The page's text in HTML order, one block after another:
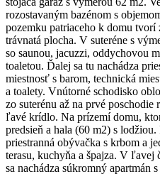
rozostavaným bazénom s
pozemku patriaceho k domu
trávnatá plocha. V suteréne s
so saunou, jacuzzi, oddychovou
toaletou. Ďalej sa tu nachádza
miestnosť s barom, technická
a toalety. Vnútorné schodisko
zo suterénu až na prvé
ľavé krídlo. Na prízemí domu,
predsieň a hala (60 m2) s
priestranná obývačka s krbom a
terasu, kuchyňa a špajza. V ľavej
sa nachádza súkromný apartmán